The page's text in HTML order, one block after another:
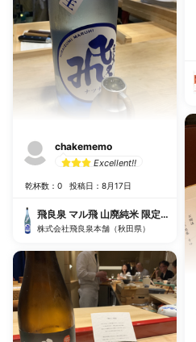
chakememo
Excellent!!
乾杯数：0 投稿日：8月17日
飛良泉 マル飛 山廃純米 限定夏生
株式会社飛良泉本舗（秋田県）